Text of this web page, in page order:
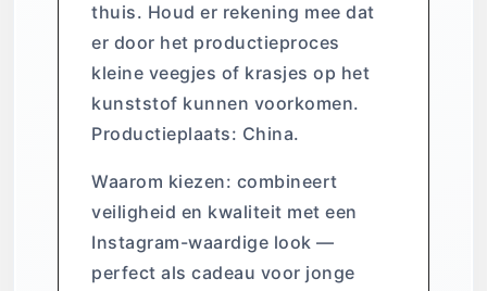
thuis. Houd er rekening mee dat
er door het productieproces
kleine veegjes of krasjes op het
kunststof kunnen voorkomen.
Productieplaats: China.
Waarom kiezen: combineert
veiligheid en kwaliteit met een
Instagram-waardige look —
perfect als cadeau voor jonge